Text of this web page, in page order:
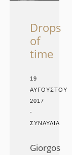
Drops
of
time
19
ΑΥΓΟΎΣΤΟΥ
2017
-
ΣΥΝΑΥΛΊΑ
Giorgos